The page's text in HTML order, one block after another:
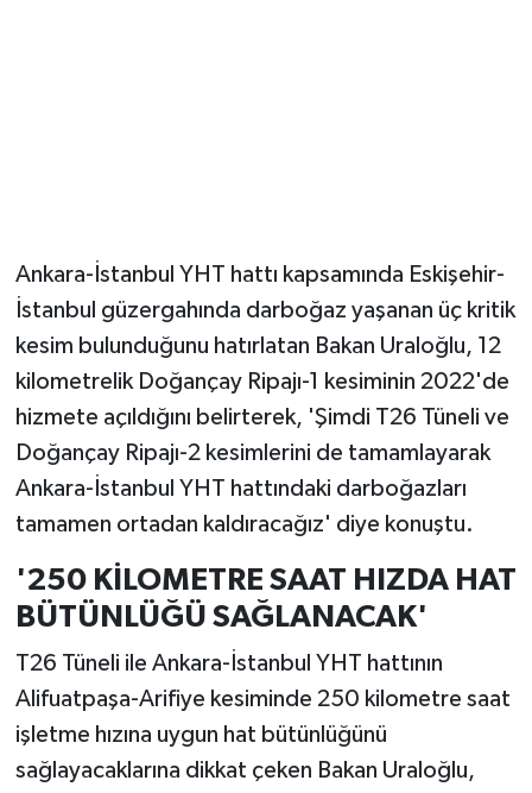
Ankara-İstanbul YHT hattı kapsamında Eskişehir-
İstanbul güzergahında darboğaz yaşanan üç kritik
kesim bulunduğunu hatırlatan Bakan Uraloğlu, 12
kilometrelik Doğançay Ripajı-1 kesiminin 2022'de
hizmete açıldığını belirterek, 'Şimdi T26 Tüneli ve
Doğançay Ripajı-2 kesimlerini de tamamlayarak
Ankara-İstanbul YHT hattındaki darboğazları
tamamen ortadan kaldıracağız' diye konuştu.
'250 KİLOMETRE SAAT HIZDA HAT
BÜTÜNLÜĞÜ SAĞLANACAK'
T26 Tüneli ile Ankara-İstanbul YHT hattının
Alifuatpaşa-Arifiye kesiminde 250 kilometre saat
işletme hızına uygun hat bütünlüğünü
sağlayacaklarına dikkat çeken Bakan Uraloğlu,